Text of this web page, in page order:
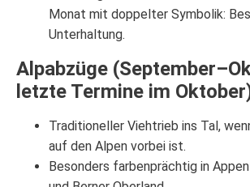
Monat mit doppelter Symbolik:
Unterhaltung.
Alpabzüge
letzte Termine im
Traditioneller Viehtrieb ins Tal,
auf den Alpen vorbei ist.
Besonders farbenprächtig in